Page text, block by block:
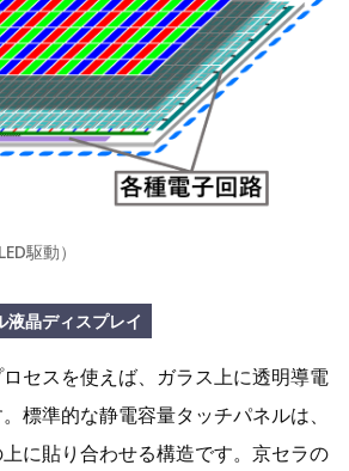
駆動）
液晶ディスプレイ
セスを使えば、ガラス上に透明導電
標準的な静電容量タッチパネルは、
に貼り合わせる構造です。京セラの